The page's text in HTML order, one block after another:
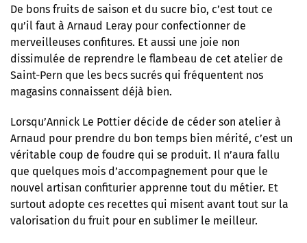
De bons fruits de saison et du sucre bio, c’est tout ce
qu’il faut à Arnaud Leray pour confectionner de
merveilleuses confitures. Et aussi une joie non
dissimulée de reprendre le flambeau de cet atelier de
Saint-Pern que les becs sucrés qui fréquentent nos
magasins connaissent déjà bien.
Lorsqu’Annick Le Pottier décide de céder son atelier à
Arnaud pour prendre du bon temps bien mérité, c’est un
véritable coup de foudre qui se produit. Il n’aura fallu
que quelques mois d’accompagnement pour que le
nouvel artisan confiturier apprenne tout du métier. Et
surtout adopte ces recettes qui misent avant tout sur la
valorisation du fruit pour en sublimer le meilleur.